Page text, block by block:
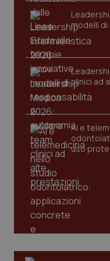
modelli
clinici ad
AI e
uso